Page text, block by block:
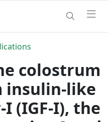
colostrum
insulin-like
(IGF-I), the